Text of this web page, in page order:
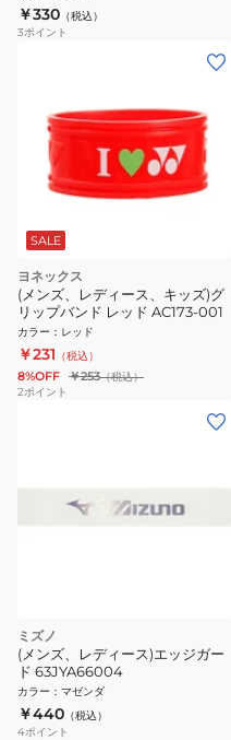
￥330 （税込）
3ポイント
SALE
ヨネックス
(メンズ、レディース、キッズ)グ
リップバンド レッド AC173-001
カラー ： レッド
￥231 （税込）
8%OFF ￥253（税込）
2ポイント
ミズノ
(メンズ、レディース)エッジガー
ド 63JYA66004
カラー ： マゼンダ
￥440 （税込）
4ポイント